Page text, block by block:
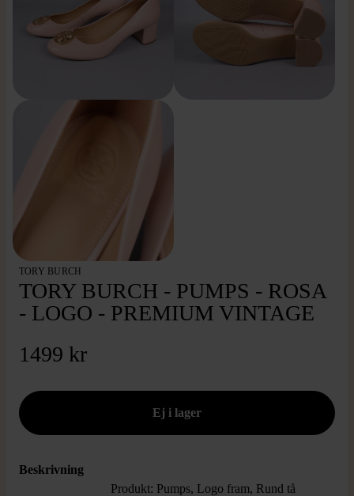
TORY BURCH
TORY BURCH - PUMPS - ROSA
- LOGO - PREMIUM VINTAGE
1499 kr
Beskrivning
Produkt: Pumps, Logo fram, Rund tå